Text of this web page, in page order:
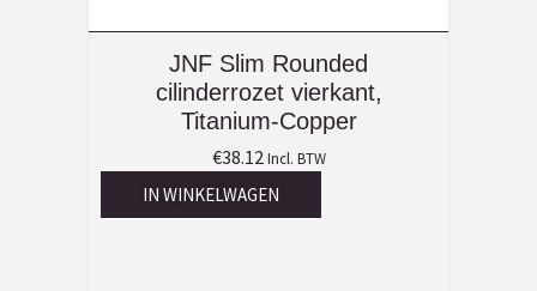
JNF Slim Rounded
cilinderrozet vierkant,
Titanium-Copper
€38.12 Incl. BTW
IN WINKELWAGEN